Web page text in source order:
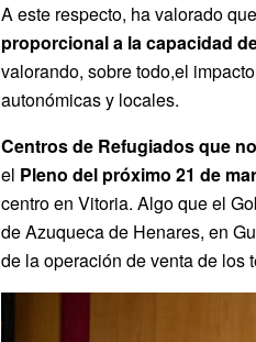
A este respecto, ha valorado
proporcional a la capacidad
valorando, sobre todo,el
autonómicas y locales.
Centros de Refugiados que
el Pleno del próximo 21 de
centro en Vitoria. Algo que el
de Azuqueca de Henares, en
de la operación de venta de los